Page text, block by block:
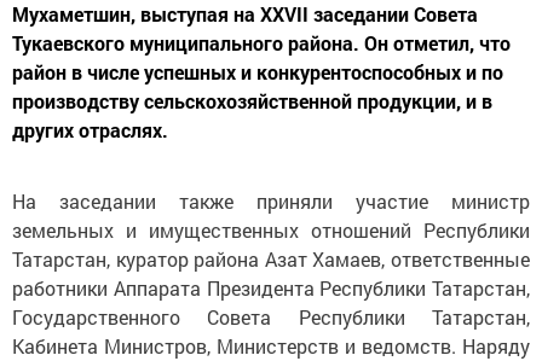
Мухаметшин, выступая на XXVII заседании Совета
Тукаевского муниципального района. Он отметил, что
район в числе успешных и конкурентоспособных и по
производству сельскохозяйственной продукции, и в
других отраслях.
На заседании также приняли участие министр
земельных и имущественных отношений Республики
Татарстан, куратор района Азат Хамаев, ответственные
работники Аппарата Президента Республики Татарстан,
Государственного Совета Республики Татарстан,
Кабинета Министров, Министерств и ведомств. Наряду